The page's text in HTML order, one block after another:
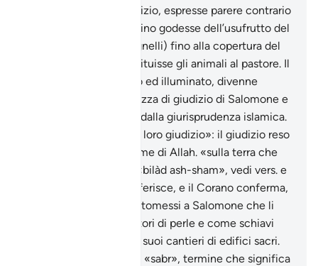
anni e assisteva al giudizio, espresse parere contrario
e suggerì che il contadino godesse dell’usufrutto del
gregge (lana, latte e agnelli) fino alla copertura del
danno subito e poi restituisse gli animali al pastore. Il
parere fu ritenuto equo ed illuminato, divenne
proverbiale della saggezza di giudizio di Salomone e
fu in seguito acquisito dalla giurisprudenza islamica.
«Fummo testimoni del loro giudizio»: il giudizio reso
dai profeti è reso in nome di Allah. «sulla terra che
abbiamo benedetta»: «bilàd ash-sham», vedi vers. e
la nota. La tradizione riferisce, e il Corano conferma,
che i dèmoni erano sottomessi a Salomone che li
utilizzava come pescatori di perle e come schiavi
nelle sue miniere e nei suoi cantieri di edifici sacri.
Giobbe è il simbolo del «sabr», termine che significa